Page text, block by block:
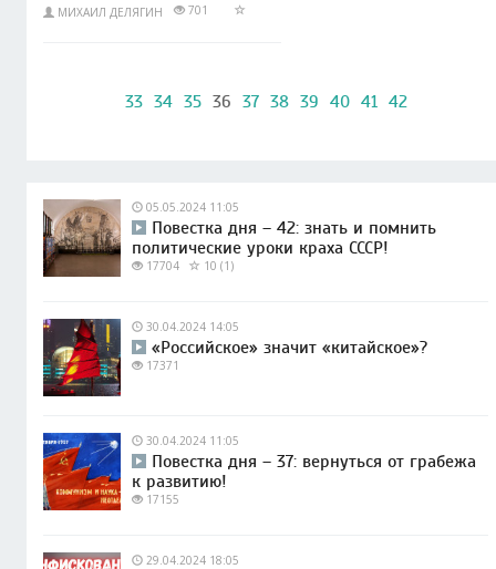
МИХАИЛ ДЕЛЯГИН 701
33 34 35 36 37 38 39 40 41 42
05.05.2024 11:05
Повестка дня – 42: знать и помнить
политические уроки краха СССР!
17704 10 (1)
30.04.2024 14:05
«Российское» значит «китайское»?
17371
30.04.2024 11:05
Повестка дня – 37: вернуться от грабежа
к развитию!
17155
29.04.2024 18:05